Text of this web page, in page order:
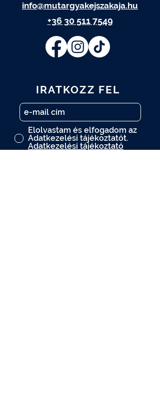
info@mutargyakejszakaja.hu
+36 30 511 7549
IRATKOZZ FEL
Elolvastam és elfogadom az
Adatkezelési tájékoztatót.
Adatkezelési tájékoztató